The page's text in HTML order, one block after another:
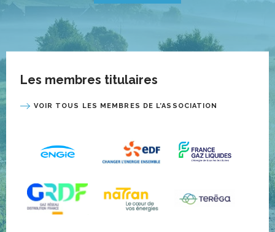
Les membres titulaires
VOIR TOUS LES MEMBRES DE L’ASSOCIATION